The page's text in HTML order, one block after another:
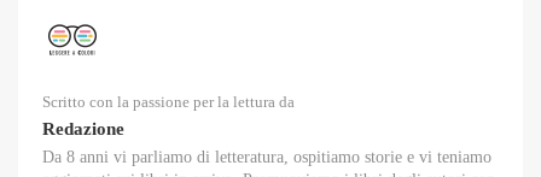
Scritto con la passione per la lettura da
Redazione
Da 8 anni vi parliamo di letteratura, ospitiamo storie e vi teniamo